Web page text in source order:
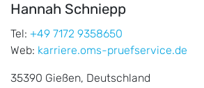
Hannah Schniepp
Tel: +49 7172 9358650
Web: karriere.oms-pruefservice.de
35390 Gießen, Deutschland